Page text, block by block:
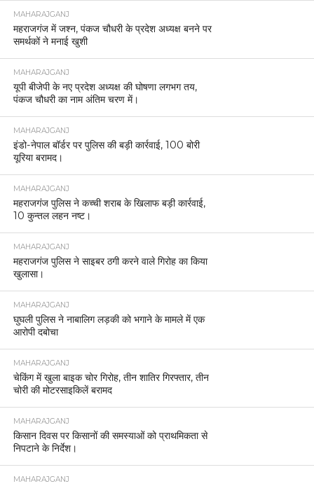
MAHARAJGANJ
महराजगंज में जश्न, पंकज चौधरी के प्रदेश अध्यक्ष बनने पर
समर्थकों ने मनाई खुशी
MAHARAJGANJ
यूपी बीजेपी के नए प्रदेश अध्यक्ष की घोषणा लगभग तय,
पंकज चौधरी का नाम अंतिम चरण में।
MAHARAJGANJ
इंडो-नेपाल बॉर्डर पर पुलिस की बड़ी कार्रवाई, 100 बोरी
यूरिया बरामद।
MAHARAJGANJ
महराजगंज पुलिस ने कच्ची शराब के खिलाफ बड़ी कार्रवाई,
10 कुन्तल लहन नष्ट।
MAHARAJGANJ
महराजगंज पुलिस ने साइबर ठगी करने वाले गिरोह का किया
खुलासा।
MAHARAJGANJ
घुघली पुलिस ने नाबालिग लड़की को भगाने के मामले में एक
आरोपी दबोचा
MAHARAJGANJ
चेकिंग में खुला बाइक चोर गिरोह, तीन शातिर गिरफ्तार, तीन
चोरी की मोटरसाइकिलें बरामद
MAHARAJGANJ
किसान दिवस पर किसानों की समस्याओं को प्राथमिकता से
निपटाने के निर्देश।
MAHARAJGANJ